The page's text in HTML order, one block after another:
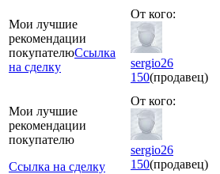
Мои лучшие
рекомендации
покупателюСсылка
на сделку
От кого:
sergio26
150(продавец)
Мои лучшие
рекомендации
покупателю
Ссылка на сделку
От кого:
sergio26
150(продавец)